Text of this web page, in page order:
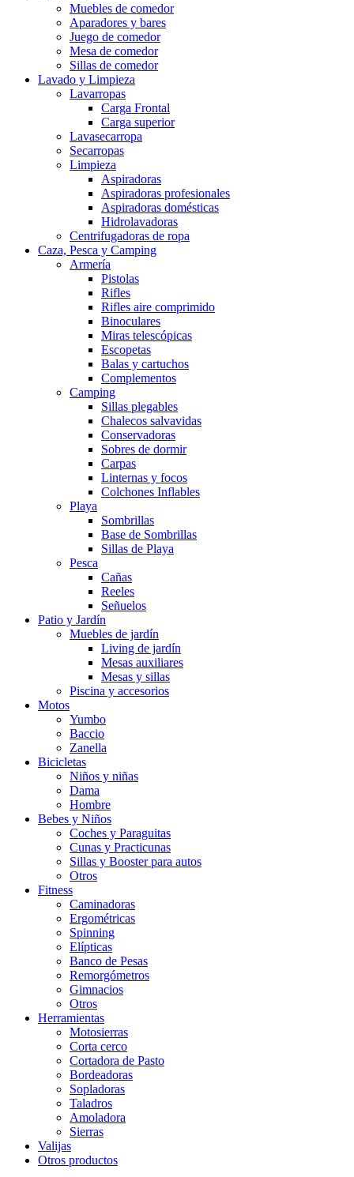
Muebles de comedor
Aparadores y bares
Juego de comedor
Mesa de comedor
Sillas de comedor
Lavado y Limpieza
Lavarropas
Carga Frontal
Carga superior
Lavasecarropa
Secarropas
Limpieza
Aspiradoras
Aspiradoras profesionales
Aspiradoras domésticas
Hidrolavadoras
Centrifugadoras de ropa
Caza, Pesca y Camping
Armería
Pistolas
Rifles
Rifles aire comprimido
Binoculares
Miras telescópicas
Escopetas
Balas y cartuchos
Complementos
Camping
Sillas plegables
Chalecos salvavidas
Conservadoras
Sobres de dormir
Carpas
Linternas y focos
Colchones Inflables
Playa
Sombrillas
Base de Sombrillas
Sillas de Playa
Pesca
Cañas
Reeles
Señuelos
Patio y Jardín
Muebles de jardín
Living de jardín
Mesas auxiliares
Mesas y sillas
Piscina y accesorios
Motos
Yumbo
Baccio
Zanella
Bicicletas
Niños y niñas
Dama
Hombre
Bebes y Niños
Coches y Paraguitas
Cunas y Practicunas
Sillas y Booster para autos
Otros
Fitness
Caminadoras
Ergométricas
Spinning
Elípticas
Banco de Pesas
Remorgómetros
Gimnacios
Otros
Herramientas
Motosierras
Corta cerco
Cortadora de Pasto
Bordeadoras
Sopladoras
Taladros
Amoladora
Sierras
Valijas
Otros productos